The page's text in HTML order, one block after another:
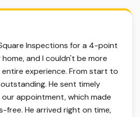
Inspections for a 4-point
and I couldn't be more
experience. From start to
He sent timely
appointment, which made
free. He arrived right on time,